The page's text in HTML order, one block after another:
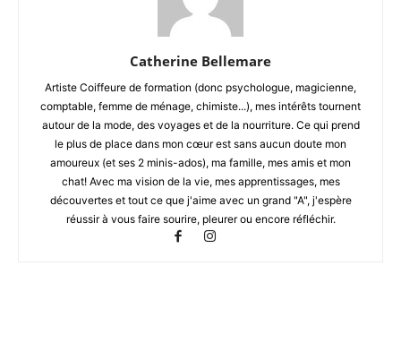
Catherine Bellemare
Artiste Coiffeure de formation (donc psychologue, magicienne,
comptable, femme de ménage, chimiste...), mes intérêts tournent
autour de la mode, des voyages et de la nourriture. Ce qui prend
le plus de place dans mon cœur est sans aucun doute mon
amoureux (et ses 2 minis-ados), ma famille, mes amis et mon
chat! Avec ma vision de la vie, mes apprentissages, mes
découvertes et tout ce que j'aime avec un grand "A", j'espère
réussir à vous faire sourire, pleurer ou encore réfléchir.